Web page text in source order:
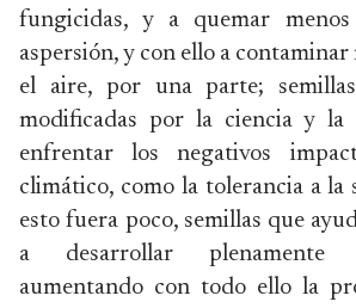
fungicidas, y a quemar
aspersión, y con ello a
el aire, por una parte;
modificadas por la ciencia y la
enfrentar los negativos
climático, como la tolerancia a
esto fuera poco, semillas que
a desarrollar plenamente
aumentando con todo ello la